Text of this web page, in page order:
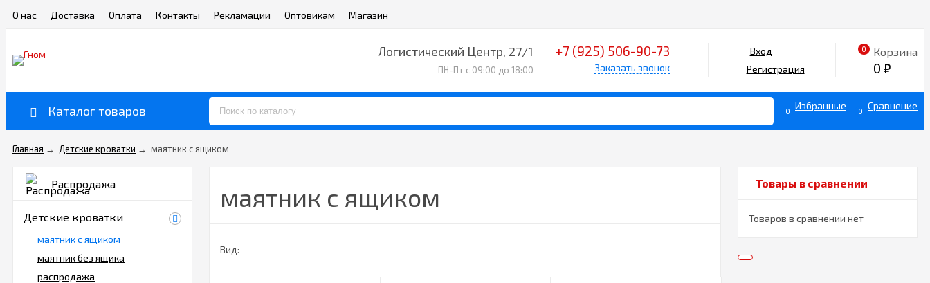
О нас Доставка Оплата Контакты Рекламации Оптовикам Магазин
Логистический Центр, 27/1
ПН-Пт с 09:00 до 18:00
+7 (925) 506-90-73
Заказать звонок
Вход
Регистрация
0 Корзина
0 ₽
Каталог товаров 0 Избранные 0 Сравнение
Главная → Детские кроватки → маятник с ящиком
Товары в сравнении
Товаров в сравнении нет
Распродажа
Детские кроватки
маятник с ящиком
маятник без ящика
распродажа
маятник с ящиком
Вид: